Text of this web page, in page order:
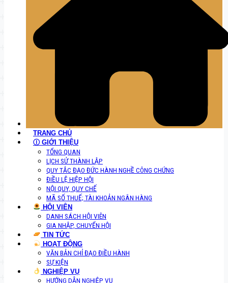
TRANG CHỦ
Ⓘ GIỚI THIỆU
TỔNG QUAN
LỊCH SỬ THÀNH LẬP
QUY TẮC ĐẠO ĐỨC HÀNH NGHỀ CÔNG CHỨNG
ĐIỀU LỆ HIỆP HỘI
NỘI QUY, QUY CHẾ
MÃ SỐ THUẾ; TÀI KHOẢN NGÂN HÀNG
HỘI VIÊN
DANH SÁCH HỘI VIÊN
GIA NHẬP, CHUYỂN HỘI
TIN TỨC
HOẠT ĐỘNG
VĂN BẢN CHỈ ĐẠO ĐIỀU HÀNH
SỰ KIỆN
NGHIỆP VỤ
HƯỚNG DẪN NGHIỆP VỤ